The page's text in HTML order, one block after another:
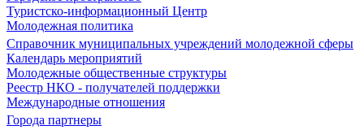
Туристско-информационный Центр
Молодежная политика
Справочник муниципальных учреждений молодежной сферы
Календарь мероприятий
Молодежные общественные структуры
Реестр НКО - получателей поддержки
Международные отношения
Города партнеры